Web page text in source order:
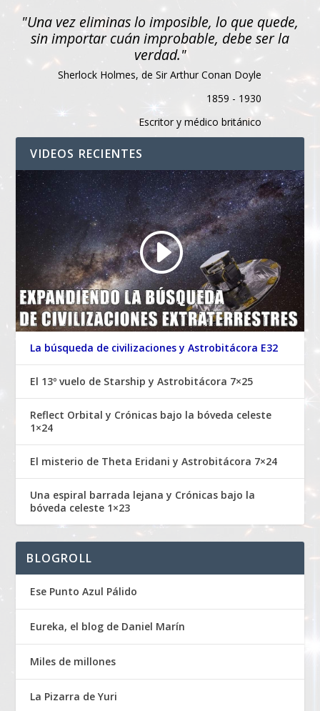
"Una vez eliminas lo imposible, lo que quede,
sin importar cuán improbable, debe ser la
verdad."
Sherlock Holmes, de Sir Arthur Conan Doyle
1859 - 1930
Escritor y médico británico
VIDEOS RECIENTES
La búsqueda de civilizaciones y Astrobitácora E32
El 13º vuelo de Starship y Astrobitácora 7×25
Reflect Orbital y Crónicas bajo la bóveda celeste
1×24
El misterio de Theta Eridani y Astrobitácora 7×24
Una espiral barrada lejana y Crónicas bajo la
bóveda celeste 1×23
BLOGROLL
Ese Punto Azul Pálido
Eureka, el blog de Daniel Marín
Miles de millones
La Pizarra de Yuri